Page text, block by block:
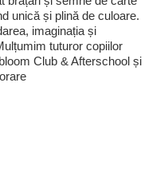
unică și plină de culoare.
imaginația și
tuturor copiilor
Club & Afterschool și